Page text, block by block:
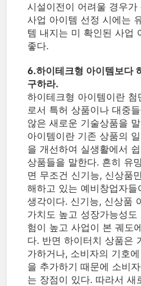
시설이전이 어려울 경우
사업 아이템 선정 시에는
템 내지는 미 확인된 사업
좋다.
6.하이테크형 아이템보다
구하라.
하이테크형 아이템이란
로서 특허 상품이나 대중
않은 새로운 기술상품을
아이템이란 기존 상품의
을 개선하여 실생활에서
상품들을 말한다. 흔히 유
면 무조건 신기능, 신상품
해하고 있는 예비창업자
생각이다. 신기능, 신상품
가치도 높고 성장가능성
험이 높고 사업이 본 궤도
다. 반면 하이터치 상품은
가하거나, 소비자의 기호
을 추가하기 때문에 소비
는 장점이 있다. 따라서 새